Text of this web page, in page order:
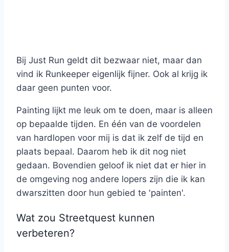
Bij Just Run geldt dit bezwaar niet, maar dan
vind ik Runkeeper eigenlijk fijner. Ook al krijg ik
daar geen punten voor.
Painting lijkt me leuk om te doen, maar is alleen
op bepaalde tijden. En één van de voordelen
van hardlopen voor mij is dat ik zelf de tijd en
plaats bepaal. Daarom heb ik dit nog niet
gedaan. Bovendien geloof ik niet dat er hier in
de omgeving nog andere lopers zijn die ik kan
dwarszitten door hun gebied te 'painten'.
Wat zou Streetquest kunnen
verbeteren?